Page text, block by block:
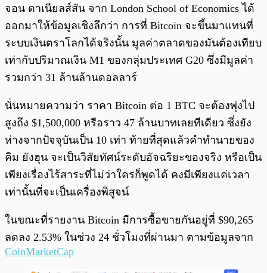
จอน ดาเนียลส์สัน จาก London School of Economics ได้
ออกมาให้ข้อมูลเชิงลึกว่า การที่ Bitcoin จะขึ้นมาแทนที่
ระบบเงินตราโลกได้จริงนั้น มูลค่าตลาดของมันต้องเทียบ
เท่ากับปริมาณเงิน M1 ของกลุ่มประเทศ G20 ซึ่งมีมูลค่า
รวมกว่า 31 ล้านล้านดอลลาร์
นั่นหมายความว่า ราคา Bitcoin ต่อ 1 BTC จะต้องพุ่งไป
สูงถึง $1,500,000 หรือราว 47 ล้านบาทเลยทีเดียว ซึ่งยัง
ห่างจากปัจจุบันเป็น 10 เท่า ท้ายที่สุดแล้วคำทำนายของ
คิม ยังฮุน จะเป็นวิสัยทัศน์ระดับอัจฉริยะของจริง หรือเป็น
เพียงเรื่องไร้สาระที่ไม่ว่าใครก็พูดได้ คงมีเพียงแค่เวลา
เท่านั้นที่จะเป็นเครื่องพิสูจน์
ในขณะที่รายงาน Bitcoin มีการซื้อขายกันอยู่ที่ $90,265
ลดลง 2.53% ในช่วง 24 ชั่วโมงที่ผ่านมา ตามข้อมูลจาก
CoinMarketCap